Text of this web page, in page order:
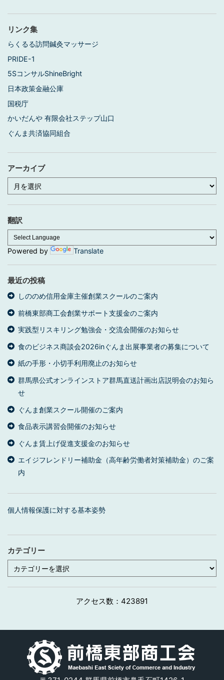
リンク集
らくるる訪問鍼灸マッサージ
PRIDE-1
5SコンサルShineBright
日本政策金融公庫
国税庁
かいだんや 有限会社ステップ山口
ぐんま共済協同組合
アーカイブ
ア
ー
カ
イ
翻訳
Powered by Translate
最近の投稿
しののめ信用金庫主催創業スクールのご案内
前橋東部商工会創業サポート支援金のご案内
実践型リスキリング勉強会・交流会開催のお知らせ
食のビジネス商談会2026inぐんま出展事業者の募集について
紙の手形・小切手利用廃止のお知らせ
群馬県公式オンラインストア群馬直送計画出店説明会のお知ら
せ
ぐんま創業スクール開催のご案内
食品表示講習会開催のお知らせ
ぐんま賃上げ促進支援金のお知らせ
エイジフレンドリー補助金（高年齢労働者対策補助金）のご案
内
個人情報保護に対する基本姿勢
カテゴリー
カ
テ
ゴ
リ
アクセス数： 423891